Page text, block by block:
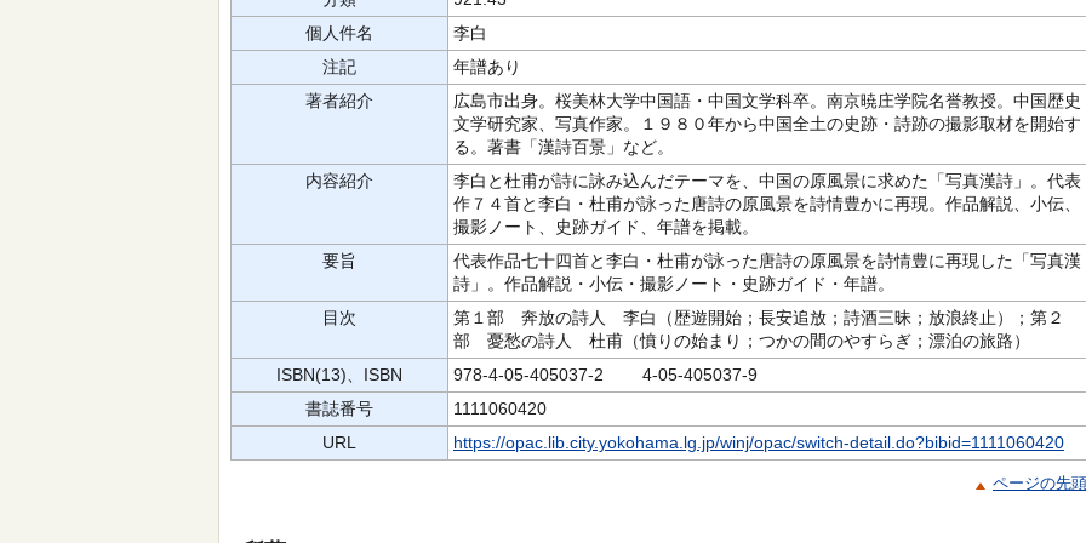
個人件名
李白
注記
年譜あり
著者紹介
広島市出身。桜美林大学中国語・中国文学科卒。南京暁庄学院名誉教授。中国歴史
文学研究家、写真作家。１９８０年から中国全土の史跡・詩跡の撮影取材を開始す
る。著書「漢詩百景」など。
内容紹介
李白と杜甫が詩に詠み込んだテーマを、中国の原風景に求めた「写真漢詩」。代表
作７４首と李白・杜甫が詠った唐詩の原風景を詩情豊かに再現。作品解説、小伝、
撮影ノート、史跡ガイド、年譜を掲載。
要旨
代表作品七十四首と李白・杜甫が詠った唐詩の原風景を詩情豊に再現した「写真漢
詩」。作品解説・小伝・撮影ノート・史跡ガイド・年譜。
目次
第１部 奔放の詩人 李白（歴遊開始；長安追放；詩酒三昧；放浪終止）；第２
部 憂愁の詩人 杜甫（憤りの始まり；つかの間のやすらぎ；漂泊の旅路）
ISBN(13)、ISBN
978-4-05-405037-2 4-05-405037-9
書誌番号
1111060420
URL
https://opac.lib.city.yokohama.lg.jp/winj/opac/switch-detail.do?bibid=1111060420
ページの先